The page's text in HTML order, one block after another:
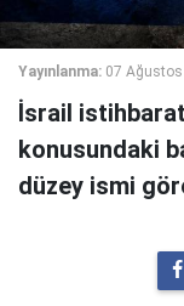
Yayınlanma: 07
İsrail
konusundaki
düzey ismi